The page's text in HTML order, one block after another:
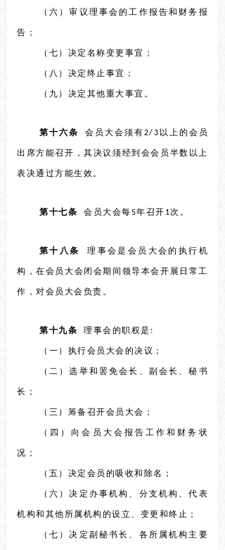
（六）审议理事会的工作报告和财务报
告；
（七）决定名称变更事宜；
（八）决定终止事宜；
（九）决定其他重大事宜。
第十六条 会员大会须有2/3以上的会员
出席方能召开，其决议须经到会会员半数以上
表决通过方能生效。
第十七条 会员大会每5年召开1次。
第十八条 理事会是会员大会的执行机
构，在会员大会闭会期间领导本会开展日常工
作，对会员大会负责。
第十九条 理事会的职权是:
（一）执行会员大会的决议；
（二）选举和罢免会长、副会长、秘书
长；
（三）筹备召开会员大会；
（四）向会员大会报告工作和财务状
况；
（五）决定会员的吸收和除名；
（六）决定办事机构、分支机构、代表
机构和其他所属机构的设立、变更和终止；
（七）决定副秘书长、各所属机构主要